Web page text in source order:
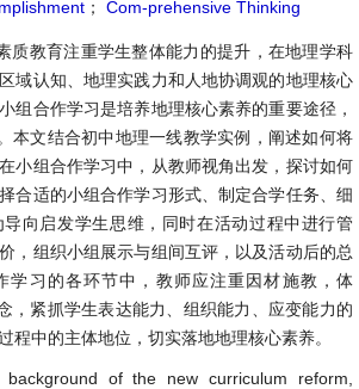
； Com-prehensive Thinking
质教育注重学生整体能力的提升，在地理学科
域认知、地理实践力和人地协调观的地理核心
组合作学习是培养地理核心素养的重要途径，
本文结合初中地理一线教学实例，阐述如何将
小组合作学习中，从教师视角出发，探讨如何
合适的小组合作学习形式、制定合学任务、细
向启发学生思维，同时在活动过程中进行管
，组织小组展示与组间互评，以及活动后的总
学习的各环节中，教师应注重因材施教，体
，紧抓学生表达能力、组织能力、应变能力的
程中的主体地位，切实落地地理核心素养。
of the new curriculum reform,